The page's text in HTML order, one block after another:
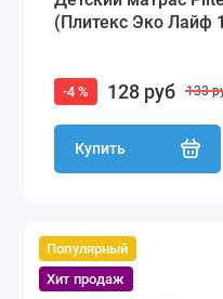
(Плитекс Эко Лайф
-4 % 128 руб 133
Купить
Популярный
Хит продаж